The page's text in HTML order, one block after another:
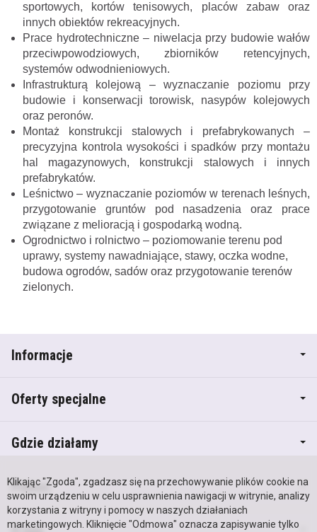
sportowych, kortów tenisowych, placów zabaw oraz
innych obiektów rekreacyjnych.
Prace hydrotechniczne – niwelacja przy budowie wałów
przeciwpowodziowych, zbiorników retencyjnych,
systemów odwodnieniowych.
Infrastrukturą kolejową – wyznaczanie poziomu przy
budowie i konserwacji torowisk, nasypów kolejowych
oraz peronów.
Montaż konstrukcji stalowych i prefabrykowanych –
precyzyjna kontrola wysokości i spadków przy montażu
hal magazynowych, konstrukcji stalowych i innych
prefabrykatów.
Leśnictwo – wyznaczanie poziomów w terenach leśnych,
przygotowanie gruntów pod nasadzenia oraz prace
związane z melioracją i gospodarką wodną.
Ogrodnictwo i rolnictwo – poziomowanie terenu pod
uprawy, systemy nawadniające, stawy, oczka wodne,
budowa ogrodów, sadów oraz przygotowanie terenów
zielonych.
Informacje
Oferty specjalne
Gdzie działamy
Pomoc
Klikając "Zgoda", zgadzasz się na przechowywanie plików cookie na
swoim urządzeniu w celu usprawnienia nawigacji w witrynie, analizy
korzystania z witryny i pomocy w naszych działaniach
marketingowych. Kliknięcie "Odmowa" oznacza zapisywanie tylko